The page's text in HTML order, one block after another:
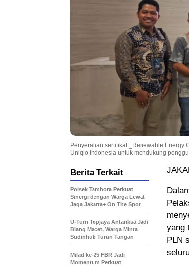
Penyerahan sertifikat _Renewable Energy
Uniqlo Indonesia untuk mendukung
yang
PLN
Berita Terkait
Polsek Tambora Perkuat
Sinergi dengan Warga Lewat
Jaga Jakarta+ On The Spot
U-Turn Topjaya Antariksa Jadi
Biang Macet, Warga Minta
Sudinhub Turun Tangan
Milad ke-25 FBR Jadi
Momentum Perkuat